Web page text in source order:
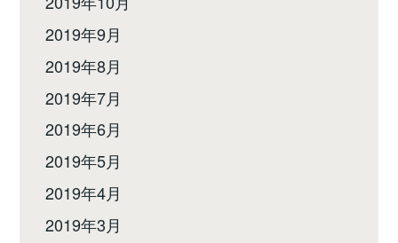
2019年9月
2019年8月
2019年7月
2019年6月
2019年5月
2019年4月
2019年3月